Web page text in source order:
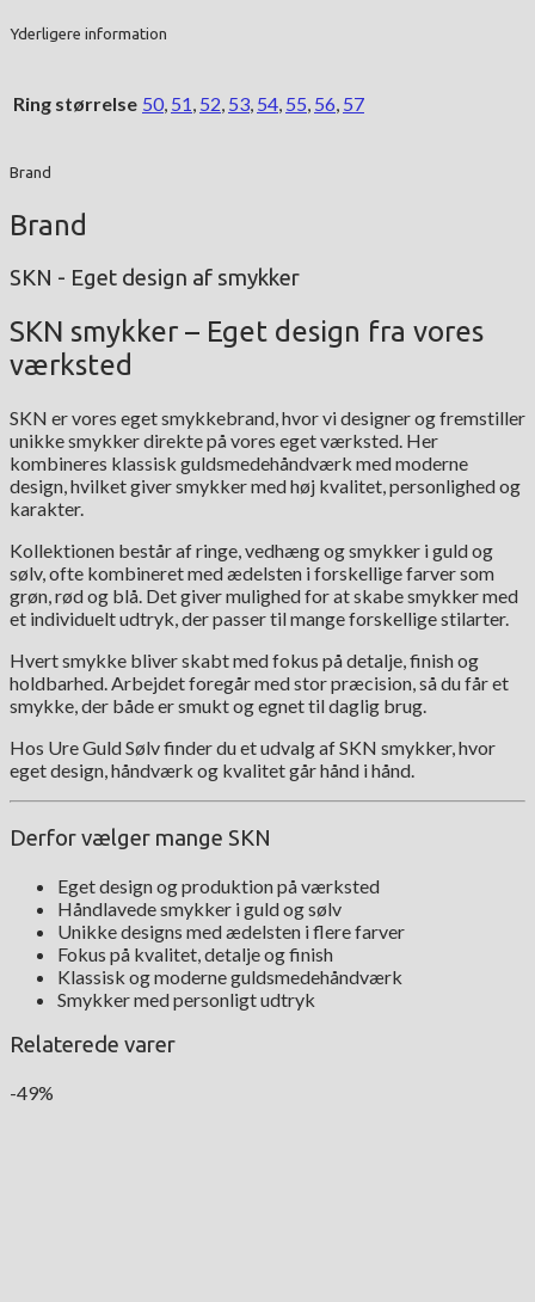
Yderligere information
Ring størrelse 50, 51, 52, 53, 54, 55, 56, 57
Brand
Brand
SKN - Eget design af smykker
SKN smykker – Eget design fra vores
værksted
SKN er vores eget smykkebrand, hvor vi designer og fremstiller
unikke smykker direkte på vores eget værksted. Her
kombineres klassisk guldsmedehåndværk med moderne
design, hvilket giver smykker med høj kvalitet, personlighed og
karakter.
Kollektionen består af ringe, vedhæng og smykker i guld og
sølv, ofte kombineret med ædelsten i forskellige farver som
grøn, rød og blå. Det giver mulighed for at skabe smykker med
et individuelt udtryk, der passer til mange forskellige stilarter.
Hvert smykke bliver skabt med fokus på detalje, finish og
holdbarhed. Arbejdet foregår med stor præcision, så du får et
smykke, der både er smukt og egnet til daglig brug.
Hos Ure Guld Sølv finder du et udvalg af SKN smykker, hvor
eget design, håndværk og kvalitet går hånd i hånd.
Derfor vælger mange SKN
Eget design og produktion på værksted
Håndlavede smykker i guld og sølv
Unikke designs med ædelsten i flere farver
Fokus på kvalitet, detalje og finish
Klassisk og moderne guldsmedehåndværk
Smykker med personligt udtryk
Relaterede varer
-49%